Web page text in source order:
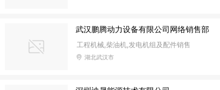
武汉鹏腾动力设备有限公司网络销售部
工程机械,柴油机,发电机组及配件销售
湖北武汉市